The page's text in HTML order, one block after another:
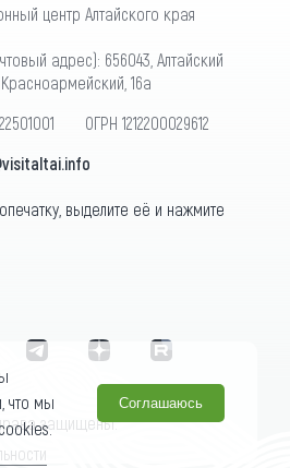
центр Алтайского края
адрес): 656043, Алтайский
16а
ОГРН 1212200029612
выделите её и нажмите
защищены.
что мы
Соглашаюсь